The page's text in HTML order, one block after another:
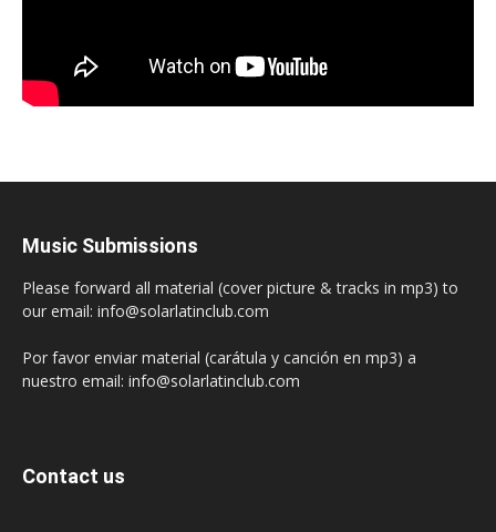
Music Submissions
Please forward all material (cover picture & tracks in mp3) to
our email: info@solarlatinclub.com
Por favor enviar material (carátula y canción en mp3) a
nuestro email: info@solarlatinclub.com
Contact us